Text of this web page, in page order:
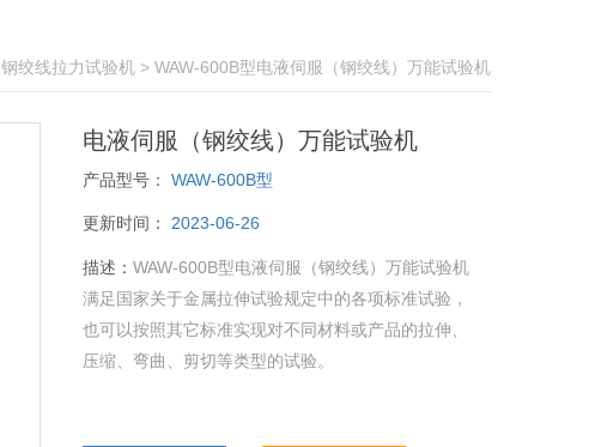
钢绞线拉力试验机 > WAW-600B型电液伺服（钢绞线）万能试验机
电液伺服（钢绞线）万能试验机
产品型号： WAW-600B型
更新时间： 2023-06-26
描述： WAW-600B型电液伺服（钢绞线）万能试验机
满足国家关于金属拉伸试验规定中的各项标准试验，
也可以按照其它标准实现对不同材料或产品的拉伸、
压缩、弯曲、剪切等类型的试验。